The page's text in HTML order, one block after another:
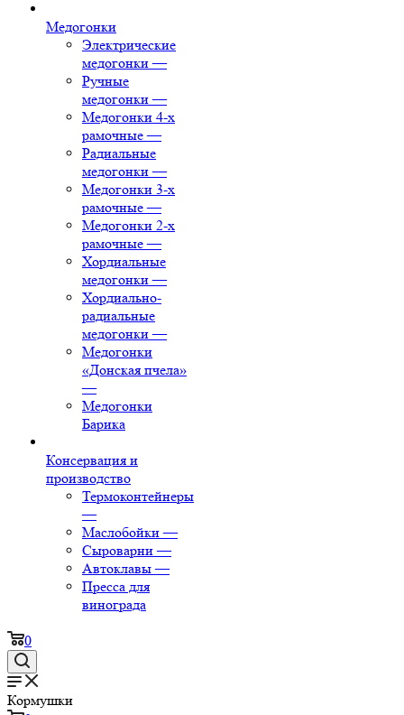
Медогонки
Электрические
медогонки —
Ручные
медогонки —
Медогонки 4-х
рамочные —
Радиальные
медогонки —
Медогонки 3-х
рамочные —
Медогонки 2-х
рамочные —
Хордиальные
медогонки —
Хордиально-
радиальные
медогонки —
Медогонки
«Донская пчела»
—
Медогонки
Барика
Консервация и
производство
Термоконтейнеры
—
Маслобойки —
Сыроварни —
Автоклавы —
Пресса для
винограда
0
Кормушки